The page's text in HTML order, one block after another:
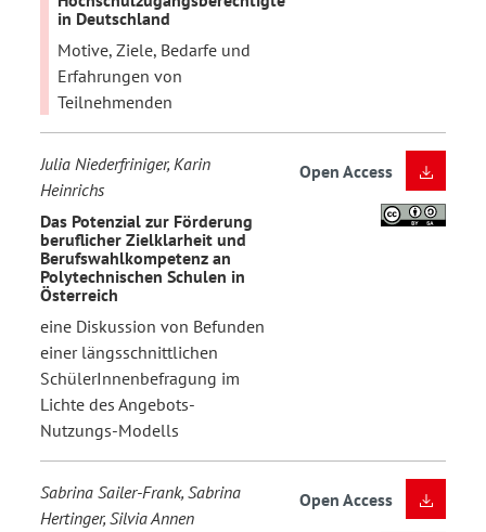
in Deutschland
Motive, Ziele, Bedarfe und
Erfahrungen von
Teilnehmenden
Julia Niederfriniger, Karin
Heinrichs
Das Potenzial zur Förderung
beruflicher Zielklarheit und
Berufswahlkompetenz an
Polytechnischen Schulen in
Österreich
eine Diskussion von Befunden
einer längsschnittlichen
SchülerInnenbefragung im
Lichte des Angebots-
Nutzungs-Modells
Open Access
Sabrina Sailer-Frank, Sabrina
Hertinger, Silvia Annen
Open Access